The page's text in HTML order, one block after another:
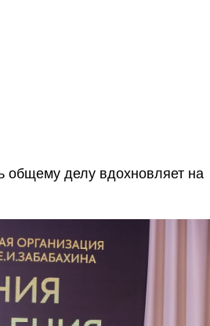
общему делу вдохновляет на